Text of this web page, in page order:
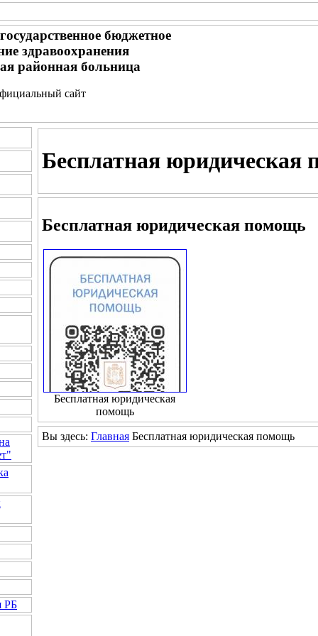
бюджетное
здравоохранения
районная больница
сайт
РБ
Бесплатная юридическая
Бесплатная юридическая помощь
Бесплатная юридическая
помощь
Вы здесь: Главная Бесплатная юридическая помощь